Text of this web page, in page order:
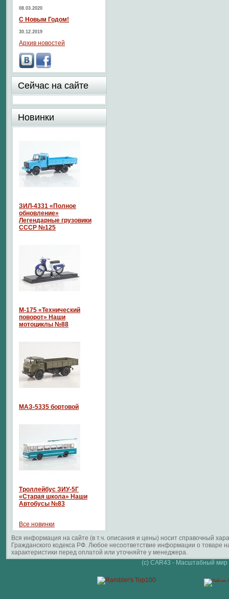
08.03.2020
С Новым Годом!
30.12.2019
Архив новостей
Сейчас на сайте
Новинки
ЗИЛ-4331 «Полное
обновление»
Легендарные грузовики
СССР №125
М-175 «Технический
поворот» Наши
мотоциклы №88
МАЗ-5335 бортовой
Троллейбус ЗИУ-5Г
«Старая школа» Наши
Автобусы №83
Все новинки
Вся информация на сайте (в т.ч. описания и цены) носит справочный
Гражданского кодекса РФ. Любое несоответствие информации о
характеристики перед оплатой или уточняйте у менеджера.
(c) CAR43 - Масштабный мир